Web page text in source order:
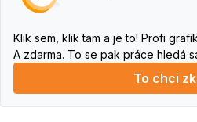
Klik sem, klik tam a je to! Profi
A zdarma. To se pak práce hledá
To chci